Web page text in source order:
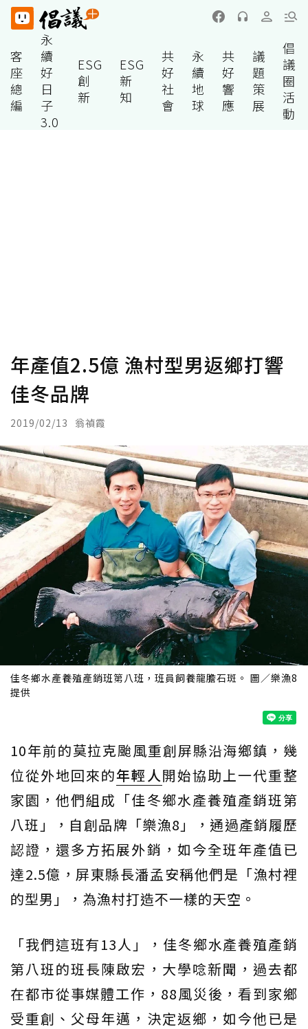
客
座
總
編
永
續
好
日
子
3.0
ESG
創
新
ESG
新
知
共
好
社
會
永
續
地
球
共
好
響
應
議
題
策
展
倡
議
圈
活
動
年產值2.5億 漁村型男返鄉打響
佳冬品牌
2019/02/13 翁禎霞
佳冬鄉水產養殖產銷班第八班，班員飼養龍膽石斑。 圖／樂漁8
提供
10年前的莫拉克颱風重創屏縣沿海鄉鎮，幾
位從外地回來的年輕人開始協助上一代重整
家園，他們組成「佳冬鄉水產養殖產銷班第
八班」，自創品牌「樂漁8」，通過產銷履歷
認證，還多方拓展外銷，如今全班年產值已
達2.5億，屏東縣長潘孟安稱他們是「漁村裡
的型男」，為漁村打造不一樣的天空。
「我們這班有13人」，佳冬鄉水產養殖產銷
第八班的班長陳啟宏，大學唸新聞，過去都
在都市從事媒體工作，88風災後，看到家鄉
受重創、父母年邁，決定返鄉，如今他已是